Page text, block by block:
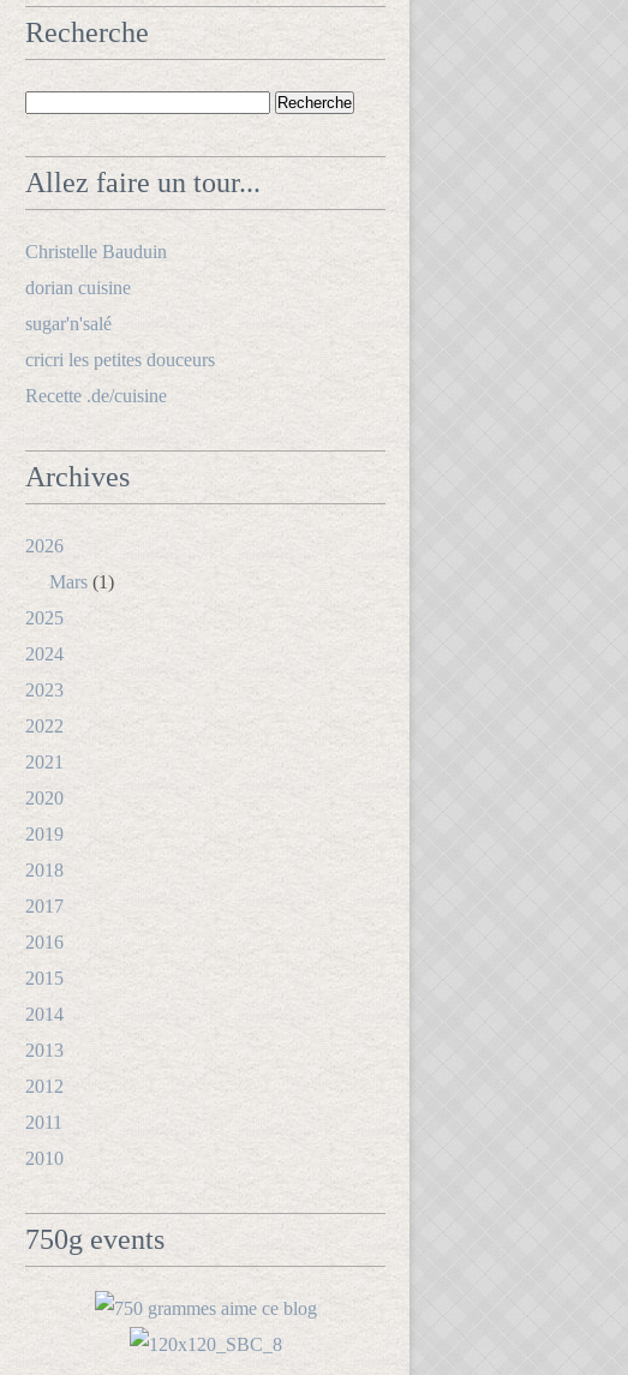
Recherche
Allez faire un tour...
Christelle Bauduin
dorian cuisine
sugar'n'salé
cricri les petites douceurs
Recette .de/cuisine
Archives
2026
Mars (1)
2025
2024
2023
2022
2021
2020
2019
2018
2017
2016
2015
2014
2013
2012
2011
2010
750g events